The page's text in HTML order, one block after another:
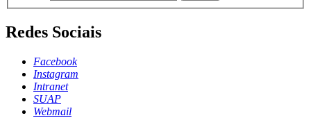
Redes Sociais
Facebook
Instagram
Intranet
SUAP
Webmail